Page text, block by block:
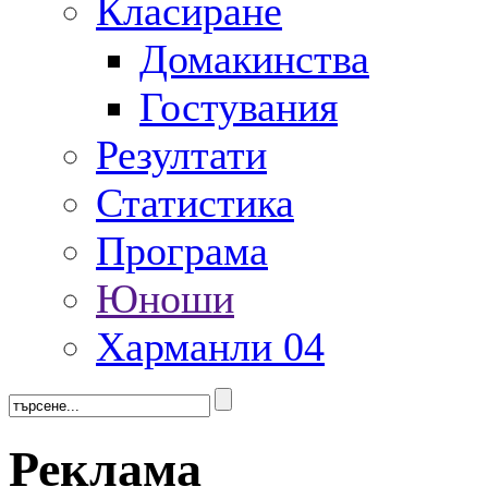
Класиране
Домакинства
Гостувания
Резултати
Статистика
Програма
Юноши
Харманли 04
Реклама